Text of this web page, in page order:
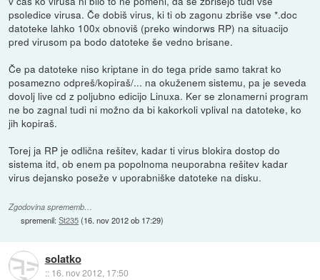
psoledice virusa. Če dobiš virus, ki ti ob zagonu zbriše vse *.doc
datoteke lahko 100x obnoviš (preko windorws RP) na situacijo
pred virusom pa bodo datoteke še vedno brisane.
Če pa datoteke niso kriptane in do tega pride samo takrat ko
posamezno odpreš/kopiraš/... na okuženem sistemu, pa je seveda
dovolj live cd z poljubno edicijo Linuxa. Ker se zlonamerni program
ne bo zagnal tudi ni možno da bi kakorkoli vplival na datoteke, ko
jih kopiraš.
Torej ja RP je odlična rešitev, kadar ti virus blokira dostop do
sistema itd, ob enem pa popolnoma neuporabna rešitev kadar
virus dejansko poseže v uporabniške datoteke na disku.
Zgodovina sprememb…
spremenil:St235(16. nov 2012 ob 17:29)
solatko
:: 16. nov 2012, 17:50